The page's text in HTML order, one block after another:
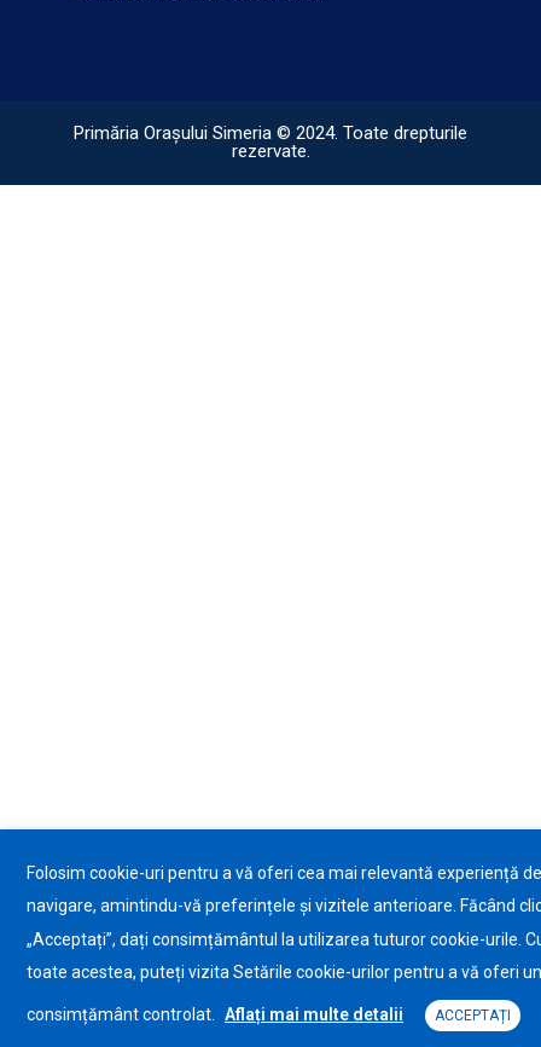
Primăria Orașului Simeria © 2024. Toate drepturile
rezervate.
Folosim cookie-uri pentru a vă oferi cea mai relevantă experiență de
navigare, amintindu-vă preferințele și vizitele anterioare. Făcând
„Acceptați”, dați consimțământul la utilizarea tuturor cookie-urile.
toate acestea, puteți vizita Setările cookie-urilor pentru a vă oferi un
consimțământ controlat. Aflați mai multe detalii ACCEPTAȚI